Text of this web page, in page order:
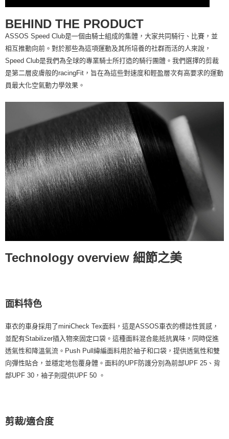
BEHIND THE PRODUCT
ASSOS Speed Club是一個由騎士組成的集體，大家共同騎行、比賽，並
相互推動向前。對於那些為這項運動及其所培養的社群而活的人來說，
Speed Club是我們為全球的專業騎士所打造的騎行團體。我們選擇的剪裁
是第二層皮膚般的racingFit，旨在為這些對速度和輕盈層次有高要求的運動
員最大化空氣動力學效果。
Technology overview 細節之美
面料特色
車衣的車身採用了miniCheck Tex面料，這是ASSOS車衣的標誌性質感，
並配有Stabilizer插入物來固定口袋。這種面料混合能抵抗異味，同時促進
透氣性和降溫氣流。Push Pull緯編面料用於袖子和口袋，提供透氣性和雙
向彈性貼合，並穩定地包覆身體。面料的UPF防護分別為前部UPF 25、背
部UPF 30，袖子則提供UPF 50 。
剪裁/適合度